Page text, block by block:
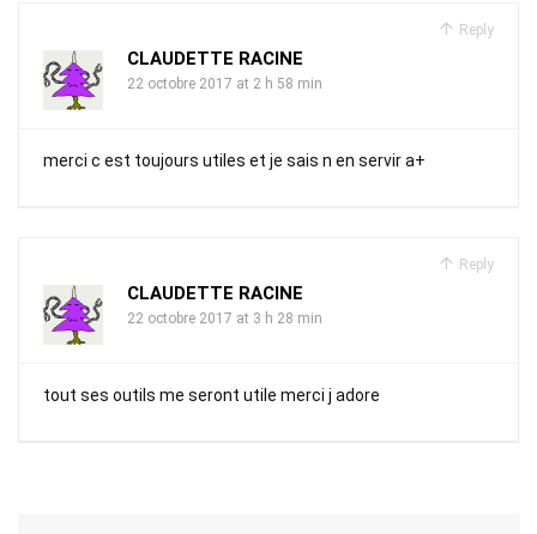
Reply
CLAUDETTE RACINE
22 octobre 2017 at 2 h 58 min
merci c est toujours utiles et je sais n en servir a+
Reply
CLAUDETTE RACINE
22 octobre 2017 at 3 h 28 min
tout ses outils me seront utile merci j adore